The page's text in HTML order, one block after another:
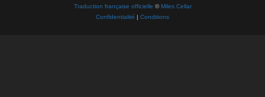
Traduction française officielle ©Miles Cellar
Confidentialité | Conditions